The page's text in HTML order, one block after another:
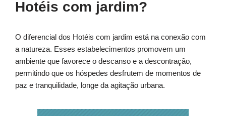
Hotéis com jardim?
O diferencial dos Hotéis com jardim está na conexão com
a natureza. Esses estabelecimentos promovem um
ambiente que favorece o descanso e a descontração,
permitindo que os hóspedes desfrutem de momentos de
paz e tranquilidade, longe da agitação urbana.